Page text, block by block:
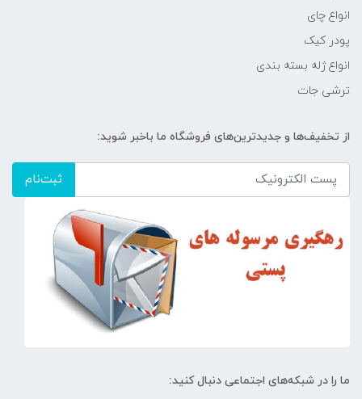
انواع چای
پودر کیک
انواع ژله بسته بندی
ترشی جات
از تخفیف‌ها و جدیدترین‌های فروشگاه ما باخبر شوید:
ثبت‌نام
ما را در شبکه‌های اجتماعی دنبال کنید: